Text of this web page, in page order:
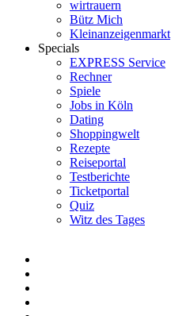
wirtrauern
Bütz Mich
Kleinanzeigenmarkt
Specials
EXPRESS Service
Rechner
Spiele
Jobs in Köln
Dating
Shoppingwelt
Rezepte
Reiseportal
Testberichte
Ticketportal
Quiz
Witz des Tages